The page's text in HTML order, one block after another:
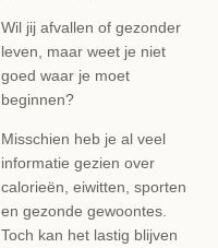
Wil jij afvallen of gezonder
leven, maar weet je niet
goed waar je moet
beginnen?
Misschien heb je al veel
informatie gezien over
calorieën, eiwitten, sporten
en gezonde gewoontes.
Toch kan het lastig blijven